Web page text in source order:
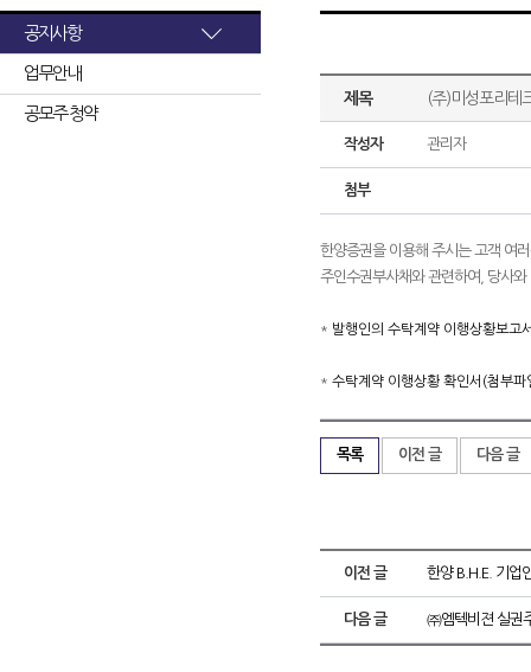
공지사항
업무안내
공모주 청약
제목 (주)미성포리테
작성자 관리자
첨부
한양증권을 이용해 주시는 고객 여
주인수권부사채와 관련하여, 당사
* 발행인의 수탁계약 이행상황보고
* 수탁계약 이행상황 확인서(첨부파
목록 이전 글 다음 글
이전 글 한양 B.H.E. 기업
다음 글 ㈜엠텍비젼 실권